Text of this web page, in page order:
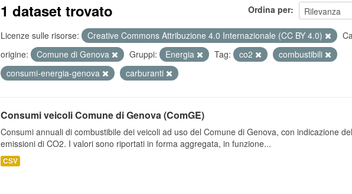
Ordina per
1 dataset trovato
Licenze sulle risorse: Creative Commons Attribuzione 4.0 Internazionale (CC BY 4.0)
origine:
Comune di Genova Gruppi: Energia Tag: co2
combustibili
consumi-energia-genova
carburanti
Consumi veicoli Comune di Genova (ComGE)
Consumi annuali di combustibile dei veicoli ad uso del Comune di Genova, con indicazione
emissioni di CO2. I valori sono riportati in forma aggregata, in funzione...
CSV